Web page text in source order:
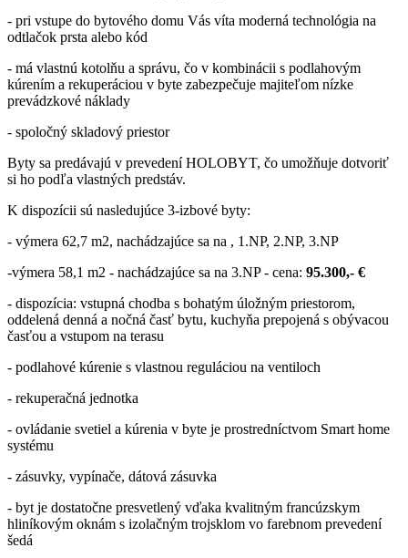
- pri vstupe do bytového domu Vás víta moderná technológia na
odtlačok prsta alebo kód
- má vlastnú kotolňu a správu, čo v kombinácii s podlahovým
kúrením a rekuperáciou v byte zabezpečuje majiteľom nízke
prevádzkové náklady
- spoločný skladový priestor
Byty sa predávajú v prevedení HOLOBYT, čo umožňuje dotvoriť
si ho podľa vlastných predstáv.
K dispozícii sú nasledujúce 3-izbové byty:
- výmera 62,7 m2, nachádzajúce sa na , 1.NP, 2.NP, 3.NP
-výmera 58,1 m2 - nachádzajúce sa na 3.NP - cena: 95.300,- €
- dispozícia: vstupná chodba s bohatým úložným priestorom,
oddelená denná a nočná časť bytu, kuchyňa prepojená s obývacou
časťou a vstupom na terasu
- podlahové kúrenie s vlastnou reguláciou na ventiloch
- rekuperačná jednotka
- ovládanie svetiel a kúrenia v byte je prostredníctvom Smart home
systému
- zásuvky, vypínače, dátová zásuvka
- byt je dostatočne presvetlený vďaka kvalitným francúzskym
hliníkovým oknám s izolačným trojsklom vo farebnom prevedení
šedá